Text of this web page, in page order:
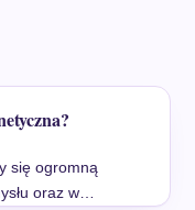
się ogromną
oraz w…